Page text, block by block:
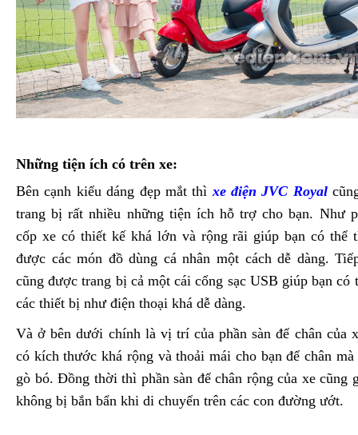
Những tiện ích có trên xe:
Bên cạnh kiểu dáng đẹp mắt thìxe điện JVC Royal
trang bị rất nhiều những tiện ích hỗ trợ cho bạn. Như
cốp xe có thiết kế khá lớn và rộng rãi giúp bạn có thể
được các món đồ dùng cá nhân một cách dễ dàng.
cũng được trang bị cả một cái cổng sạc USB giúp bạn có
các thiết bị như điện thoại khá dễ dàng.
Và ở bên dưới chính là vị trí của phần sàn để chân của
có kích thước khá rộng và thoải mái cho bạn để chân
gò bó. Đồng thời thì phần sàn để chân rộng của xe cũng
không bị bắn bẩn khi di chuyển trên các con đường ướt.